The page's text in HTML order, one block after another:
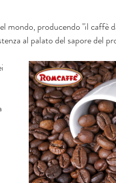
mondo, producendo "il caffè
al palato del sapore del